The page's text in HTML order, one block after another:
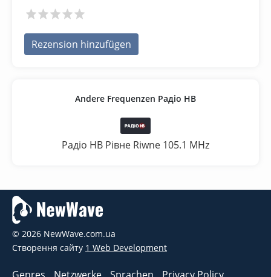
Rezension hinzufügen
Andere Frequenzen Радіо НВ
Радіо НВ Рівне Riwne 105.1 MHz
© 2026 NewWave.com.ua
Створення сайту 1 Web Development